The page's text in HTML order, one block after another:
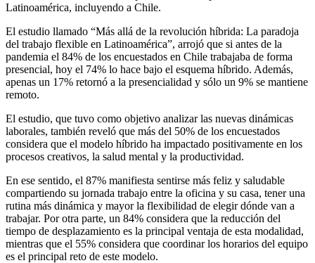
Latinoamérica, incluyendo a Chile.
El estudio llamado “Más allá de la revolución híbrida: La paradoja
del trabajo flexible en Latinoamérica”, arrojó que si antes de la
pandemia el 84% de los encuestados en Chile trabajaba de forma
presencial, hoy el 74% lo hace bajo el esquema híbrido. Además,
apenas un 17% retornó a la presencialidad y sólo un 9% se mantiene
remoto.
El estudio, que tuvo como objetivo analizar las nuevas dinámicas
laborales, también reveló que más del 50% de los encuestados
considera que el modelo híbrido ha impactado positivamente en los
procesos creativos, la salud mental y la productividad.
En ese sentido, el 87% manifiesta sentirse más feliz y saludable
compartiendo su jornada trabajo entre la oficina y su casa, tener una
rutina más dinámica y mayor la flexibilidad de elegir dónde van a
trabajar. Por otra parte, un 84% considera que la reducción del
tiempo de desplazamiento es la principal ventaja de esta modalidad,
mientras que el 55% considera que coordinar los horarios del equipo
es el principal reto de este modelo.